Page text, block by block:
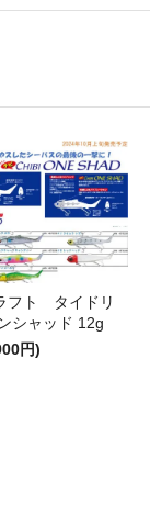
フト タイドリ
シャッド 12g
円)